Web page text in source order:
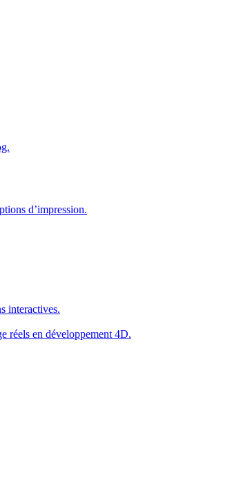
d’impression.
interactives.
réels en développement 4D.